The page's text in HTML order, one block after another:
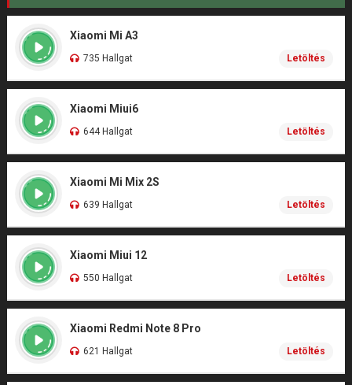
Xiaomi Mi A3
735 Hallgat Letöltés
Xiaomi Miui6
644 Hallgat Letöltés
Xiaomi Mi Mix 2S
639 Hallgat Letöltés
Xiaomi Miui 12
550 Hallgat Letöltés
Xiaomi Redmi Note 8 Pro
621 Hallgat Letöltés